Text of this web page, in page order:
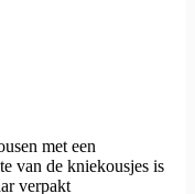
met een
van de kniekousjes is
verpakt